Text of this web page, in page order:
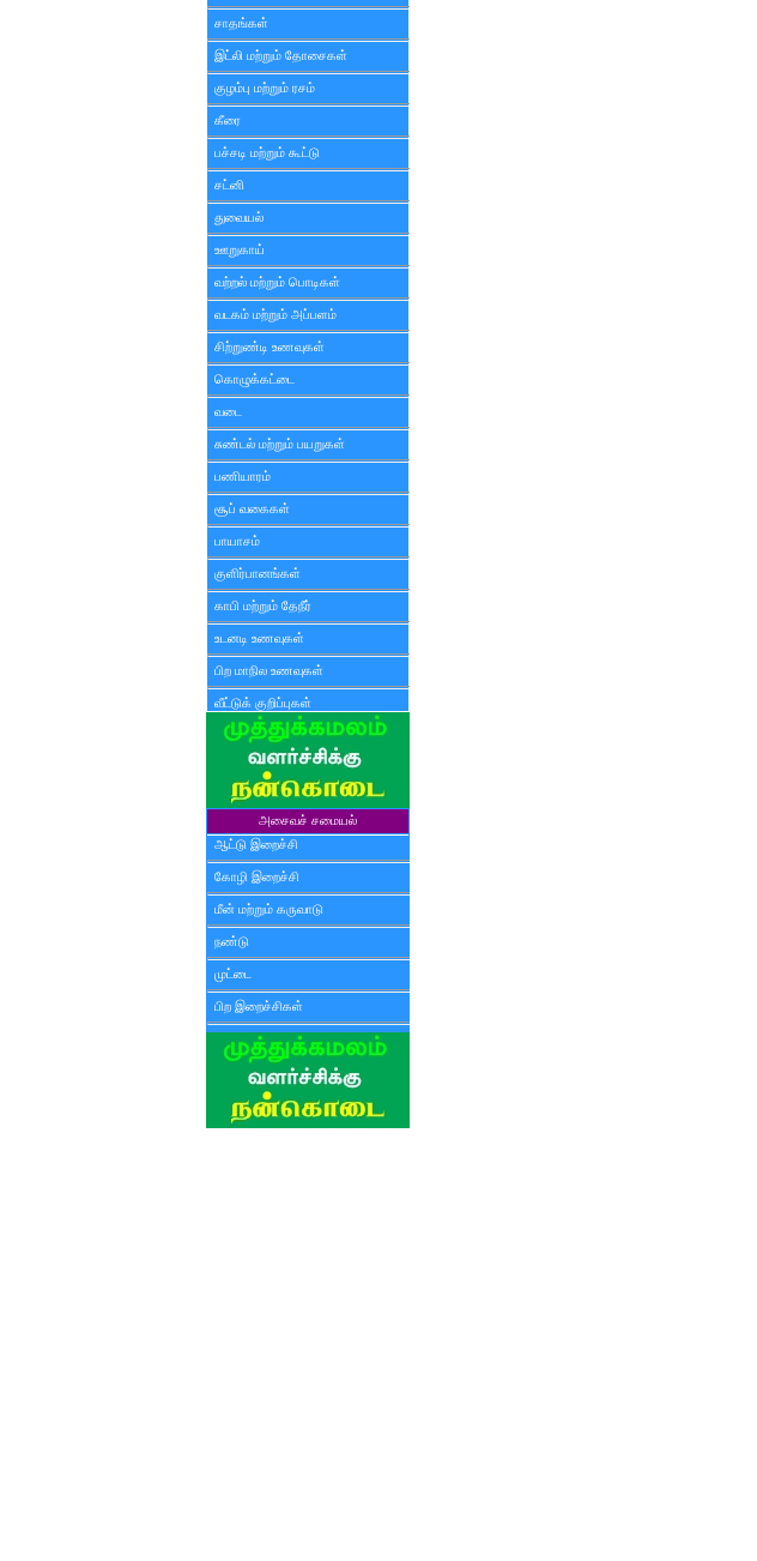
சாதங்கள்
இட்லி மற்றும் தோசைகள்
குழம்பு மற்றும் ரசம்
கீரை
பச்சடி மற்றும் கூட்டு
சட்னி
துவையல்
ஊறுகாய்
வற்றல் மற்றும் பொடிகள்
வடகம் மற்றும் அப்பளம்
சிற்றுண்டி உணவுகள்
கொழுக்கட்டை
வடை
சுண்டல் மற்றும் பயறுகள்
பணியாரம்
சூப் வகைகள்
பாயாசம்
குளிர்பானங்கள்
காபி மற்றும் தேநீர்
உடனடி உணவுகள்
பிற மாநில உணவுகள்
வீட்டுக் குறிப்புகள்
அசைவச் சமையல்
ஆட்டு இறைச்சி
கோழி இறைச்சி
மீன் மற்றும் கருவாடு
நண்டு
முட்டை
பிற இறைச்சிகள்